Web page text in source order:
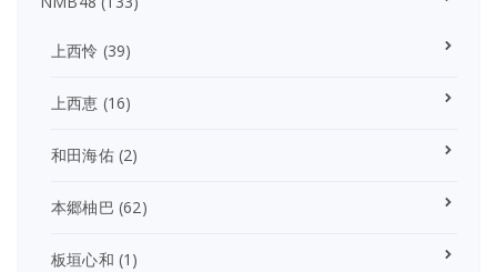
上西怜 (39)
上西恵 (16)
和田海佑(2)
本郷柚巴 (62)
板垣心和 (1)